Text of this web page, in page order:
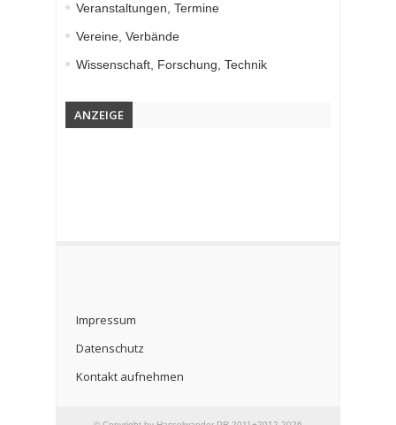
Veranstaltungen, Termine
Vereine, Verbände
Wissenschaft, Forschung, Technik
ANZEIGE
Impressum
Datenschutz
Kontakt aufnehmen